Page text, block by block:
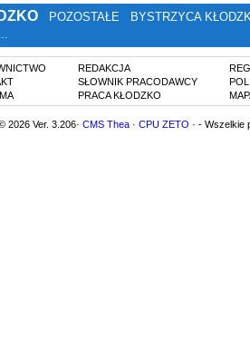
POZOSTAŁE BYSTRZYCA
REDAKCJA
SŁOWNIK PRACODAWCY
PRACA KŁODZKO
2026 Ver. 3.206· CMS Thea · CPU ZETO · - Wszelkie